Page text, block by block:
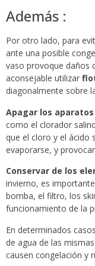
Además :
Por otro lado, para
ante una posible
vaso provoque daños
aconsejable utilizar
diagonalmente sobre
Apagar los
como el clorador
que el cloro y el ácido
evaporarse, y
Conservar de los
invierno, es
bomba, el filtro, los
funcionamiento de la
En determinados
de agua de las
causen congelación y